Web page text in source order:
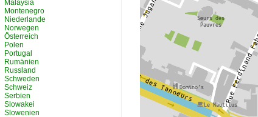
Malaysia
Montenegro
Niederlande
Norwegen
Österreich
Polen
Portugal
Rumänien
Russland
Schweden
Schweiz
Serbien
Slowakei
Slowenien